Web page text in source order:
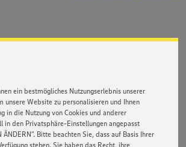
ein bestmögliches Nutzungserlebnis unserer
Website zu personalisieren und Ihnen
in die Nutzung von Cookies und anderer
den Privatsphäre-Einstellungen angepasst
Bitte beachten Sie, dass auf Basis Ihrer
stehen. Sie haben das Recht, ihre